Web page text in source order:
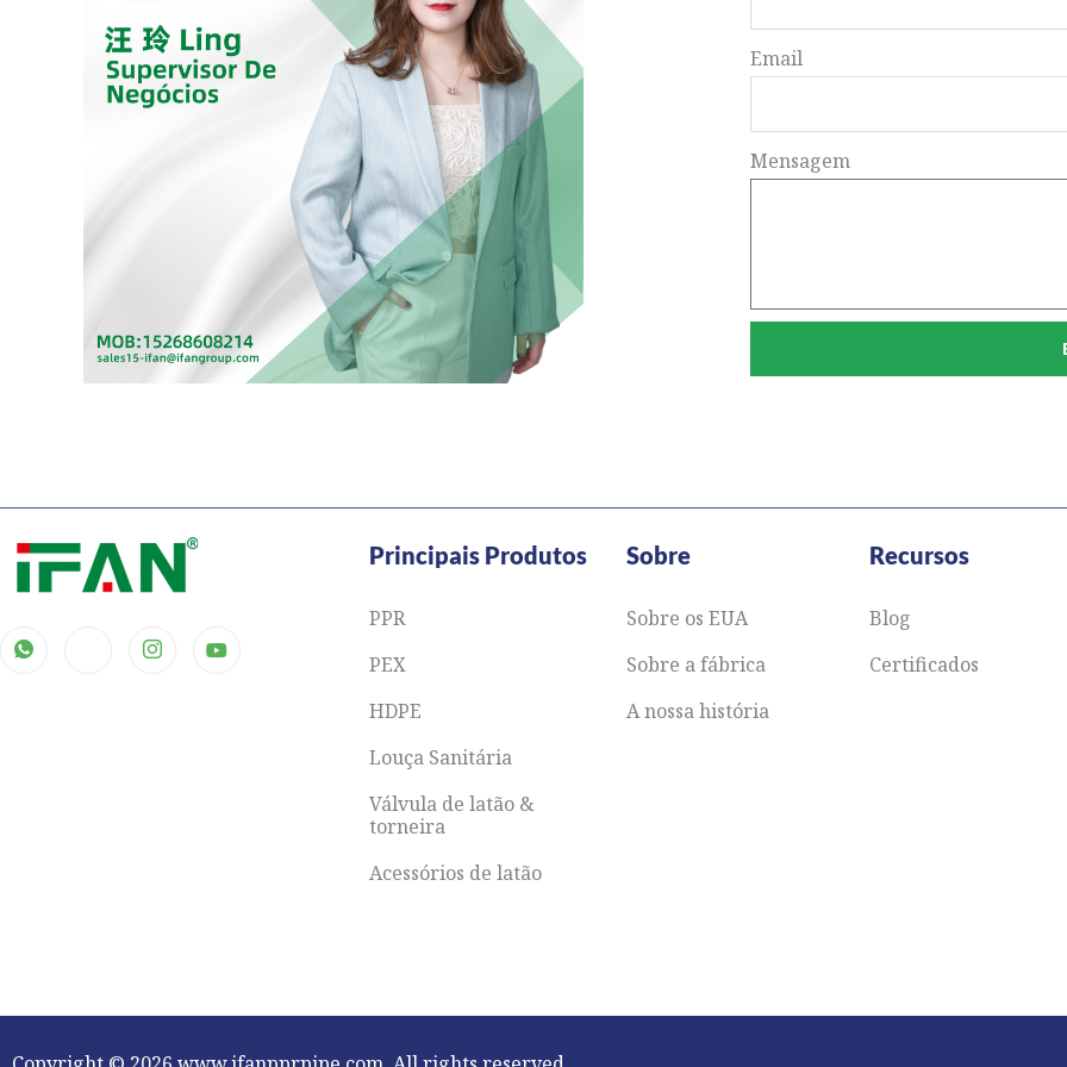
Email
Mensagem
Principais Produtos
PPR
PEX
HDPE
Louça Sanitária
Válvula de latão &
torneira
Acessórios de latão
Sobre
Sobre os EUA
Sobre a fábrica
A nossa história
Recursos
Blog
Certificados